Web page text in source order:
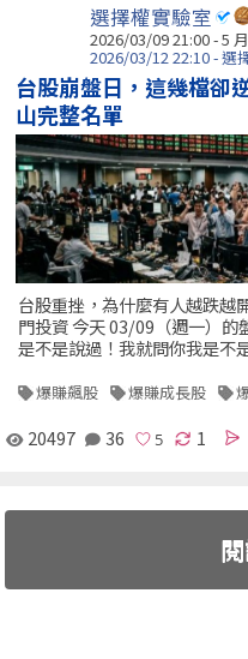
選擇權實驗室
2026/03/09 21:00 - 5
2026/03/12 22:10 - 選
台股崩盤日，這幾檔卻
山完整名單
台股重挫，為什麼有人越跌越
門投資 今天 03/09（週一）的
是不是說過！我就問你我是不
爆賺飆股 爆賺成長股
20497 36 1